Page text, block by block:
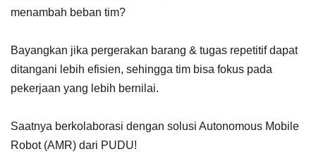
menambah beban tim?
Bayangkan jika pergerakan barang & tugas repetitif dapat
ditangani lebih efisien, sehingga tim bisa fokus pada
pekerjaan yang lebih bernilai.
Saatnya berkolaborasi dengan solusi Autonomous Mobile
Robot (AMR) dari PUDU!